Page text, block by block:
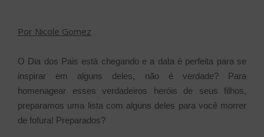
Por Nicole Gomez
O Dia dos Pais está chegando e a data é perfeita para se
inspirar em alguns deles, não é verdade? Para
homenagear esses verdadeiros heróis de seus filhos,
preparamos uma lista com alguns deles para você morrer
de fofura! Preparados?